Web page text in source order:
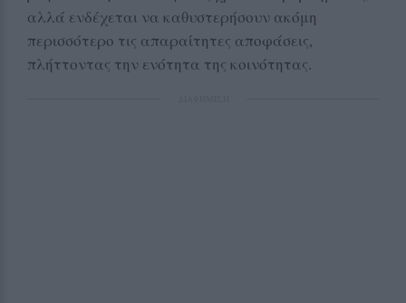
αλλά ενδέχεται να καθυστερήσουν ακόμη
περισσότερο τις απαραίτητες αποφάσεις,
πλήττοντας την ενότητα της κοινότητας.